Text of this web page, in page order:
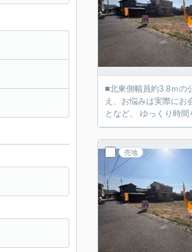
■北東側幅員約3.8ｍの公道に面します ※セットバック有
え、お悩みは実際にお
売地